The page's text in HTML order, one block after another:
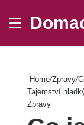
Menu
Home/Zpravy/
Tajemství
Zpravy